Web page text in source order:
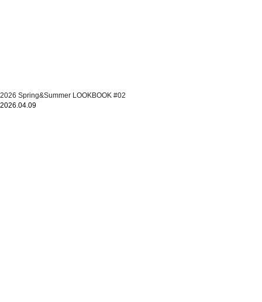
2026 Spring&Summer LOOKBOOK #02
2026.04.09